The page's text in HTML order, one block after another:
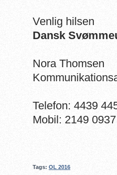
Venlig hilsen
Dansk
Nora Thomsen
Telefon: 4439
Mobil: 2149 0937
Tags: OL 2016